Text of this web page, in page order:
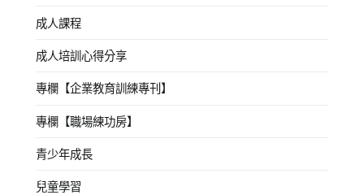
成人課程
成人培訓心得分享
專欄【企業教育訓練專刊】
專欄【職場練功房】
青少年成長
兒童學習